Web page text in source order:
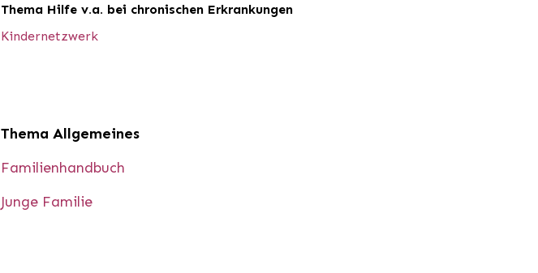
Thema Hilfe v.a. bei chronischen Erkrankungen
Kindernetzwerk
Thema Allgemeines
Familienhandbuch
Junge Familie